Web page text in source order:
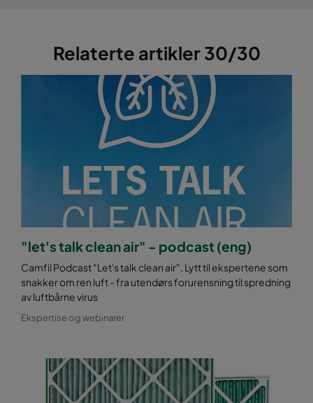
Relaterte artikler 30/30
"let's talk clean air" - podcast (eng)
Camfil Podcast "Let's talk clean air". Lytt til ekspertene som
snakker om ren luft - fra utendørs forurensning til spredning
av luftbårne virus
Ekspertise og webinarer